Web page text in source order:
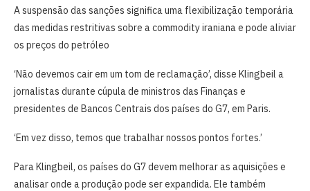
A suspensão das sanções significa uma flexibilização temporária
das medidas restritivas sobre a commodity iraniana e pode aliviar
os preços do petróleo
‘Não devemos cair em um tom de reclamação’, ​disse Klingbeil a
jornalistas durante cúpula de ministros das Finanças e
presidentes ​de Bancos Centrais dos países do G7, em Paris.
‘Em vez disso, temos que trabalhar nossos pontos fortes.’
Para Klingbeil, os países do G7 devem melhorar ‌as aquisições e
analisar onde ​a produção pode ser expandida. Ele também